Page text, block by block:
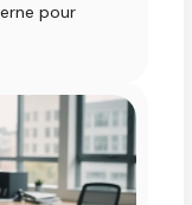
pour